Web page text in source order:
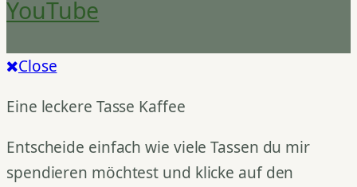
YouTube
Close
Eine leckere Tasse Kaffee
Entscheide einfach wie viele Tassen du mir
spendieren möchtest und klicke auf den